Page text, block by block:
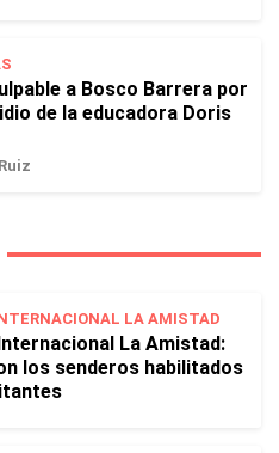
a Bosco Barrera por
de la educadora Doris
LA AMISTAD
La Amistad:
los senderos habilitados